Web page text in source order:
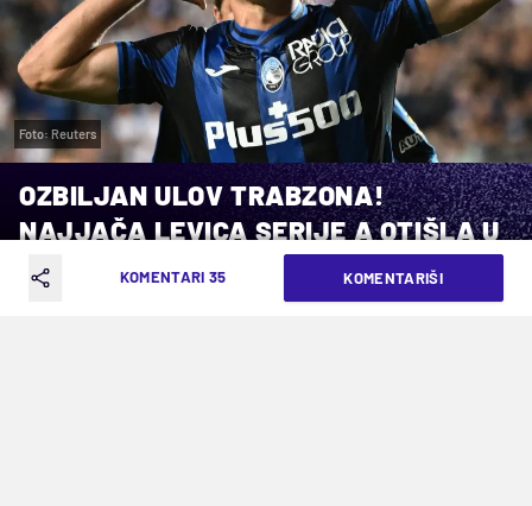
Foto: Reuters
OZBILJAN ULOV TRABZONA!
NAJJAČA LEVICA SERIJE A OTIŠLA U
TURSKUKOMENTARI 35 KOMENTARIŠI